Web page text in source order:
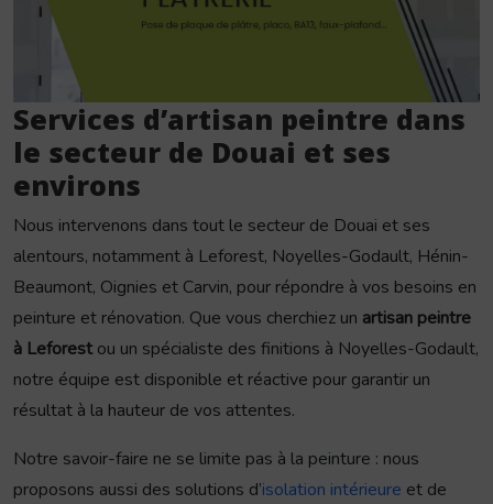
Services d’artisan peintre dans
le secteur de Douai et ses
environs
Nous intervenons dans tout le secteur de Douai et ses
alentours, notamment à Leforest, Noyelles-Godault, Hénin-
Beaumont, Oignies et Carvin, pour répondre à vos besoins en
peinture et rénovation. Que vous cherchiez un artisan peintre
à Leforest ou un spécialiste des finitions à Noyelles-Godault,
notre équipe est disponible et réactive pour garantir un
résultat à la hauteur de vos attentes.
Notre savoir-faire ne se limite pas à la peinture : nous
proposons aussi des solutions d’isolation intérieure et de